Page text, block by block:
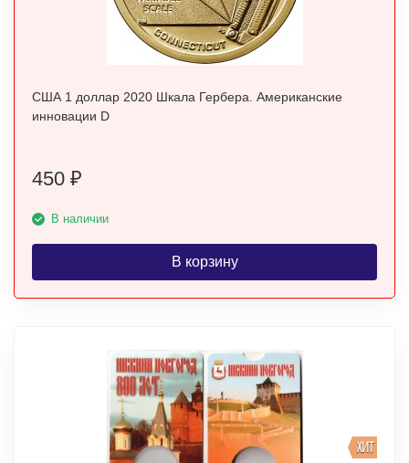
США 1 доллар 2020 Шкала Гербера. Американские
инновации D
450 ₽
В наличии
В корзину
ХИТ